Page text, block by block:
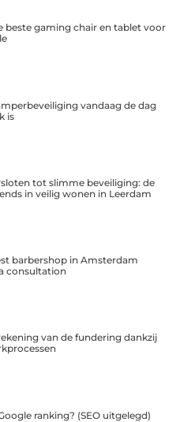
beste gaming chair en tablet voor
vandaag de dag
is
tot slimme beveiliging: de
in veilig wonen in Leerdam
barbershop in Amsterdam
consultation
van de fundering dankzij
ranking? (SEO uitgelegd)